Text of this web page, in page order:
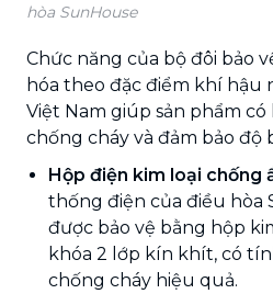
hòa SunHouse
Chức năng của bộ đôi bảo
hóa theo đặc điểm khí hậu
Việt Nam giúp sản phẩm
chống cháy và đảm bảo độ
Hộp điện kim loại chống
thống điện của điều hòa
được bảo vệ bằng hộp
khóa 2 lớp kín khít, có
chống cháy hiệu quả.